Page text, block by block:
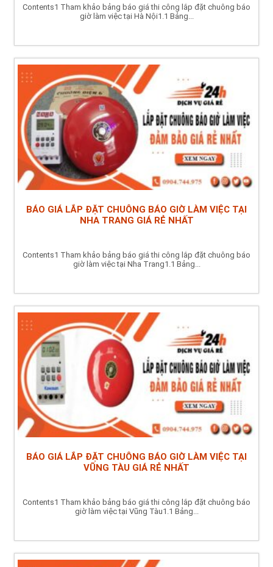
Contents1 Tham khảo bảng báo giá thi công lắp đặt chuông báo
giờ làm việc tại Hà Nội1.1 Bảng...
BÁO GIÁ LẮP ĐẶT CHUÔNG BÁO GIỜ LÀM VIỆC TẠI
NHA TRANG GIÁ RẺ NHẤT
Contents1 Tham khảo bảng báo giá thi công lắp đặt chuông báo
giờ làm việc tại Nha Trang1.1 Bảng...
BÁO GIÁ LẮP ĐẶT CHUÔNG BÁO GIỜ LÀM VIỆC TẠI
VŨNG TÀU GIÁ RẺ NHẤT
Contents1 Tham khảo bảng báo giá thi công lắp đặt chuông báo
giờ làm việc tại Vũng Tàu1.1 Bảng...